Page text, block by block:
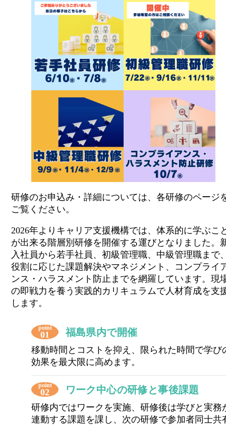
研修のお申込み・詳細については、各研修のページ
ご覧ください。
2026年よりキャリア支援機構では、体系的に学ぶこ
が出来る階層別研修を開催する運びとなりました。
入社員から若手社員、初級管理職、中級管理職まで
役割に応じた課題解決やマネジメント、コンプライ
ンス・ハラスメント防止までを網羅しています。現
の即戦力を養う実践的カリキュラムで人材育成を支
します。
point
01 福島県内で開催
移動時間とコストを抑え、限られた時間で学び
効果を最大限に高めます。
point
02 ワーク中心の研修と事後課題
研修内ではワークを実施、研修後は学びと実務
連動する課題を課し、次の研修で参加者同士共